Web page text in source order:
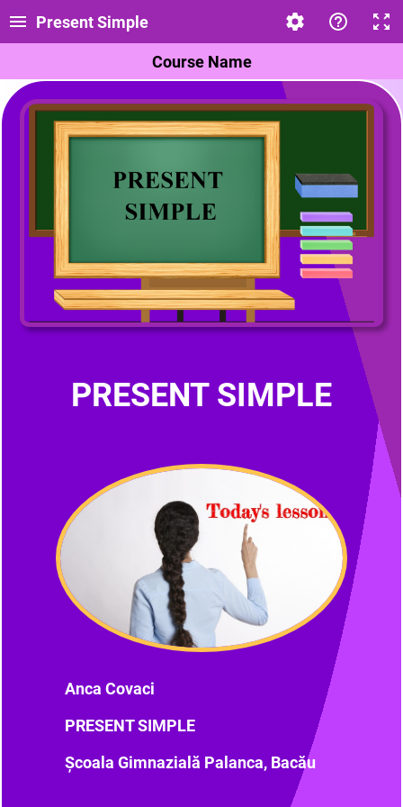
Present Simple
Course Name
PRESENT SIMPLE
Anca Covaci
PRESENT SIMPLE
Școala Gimnazială Palanca, Bacău